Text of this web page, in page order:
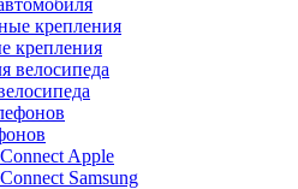
крепления
Apple
Samsung